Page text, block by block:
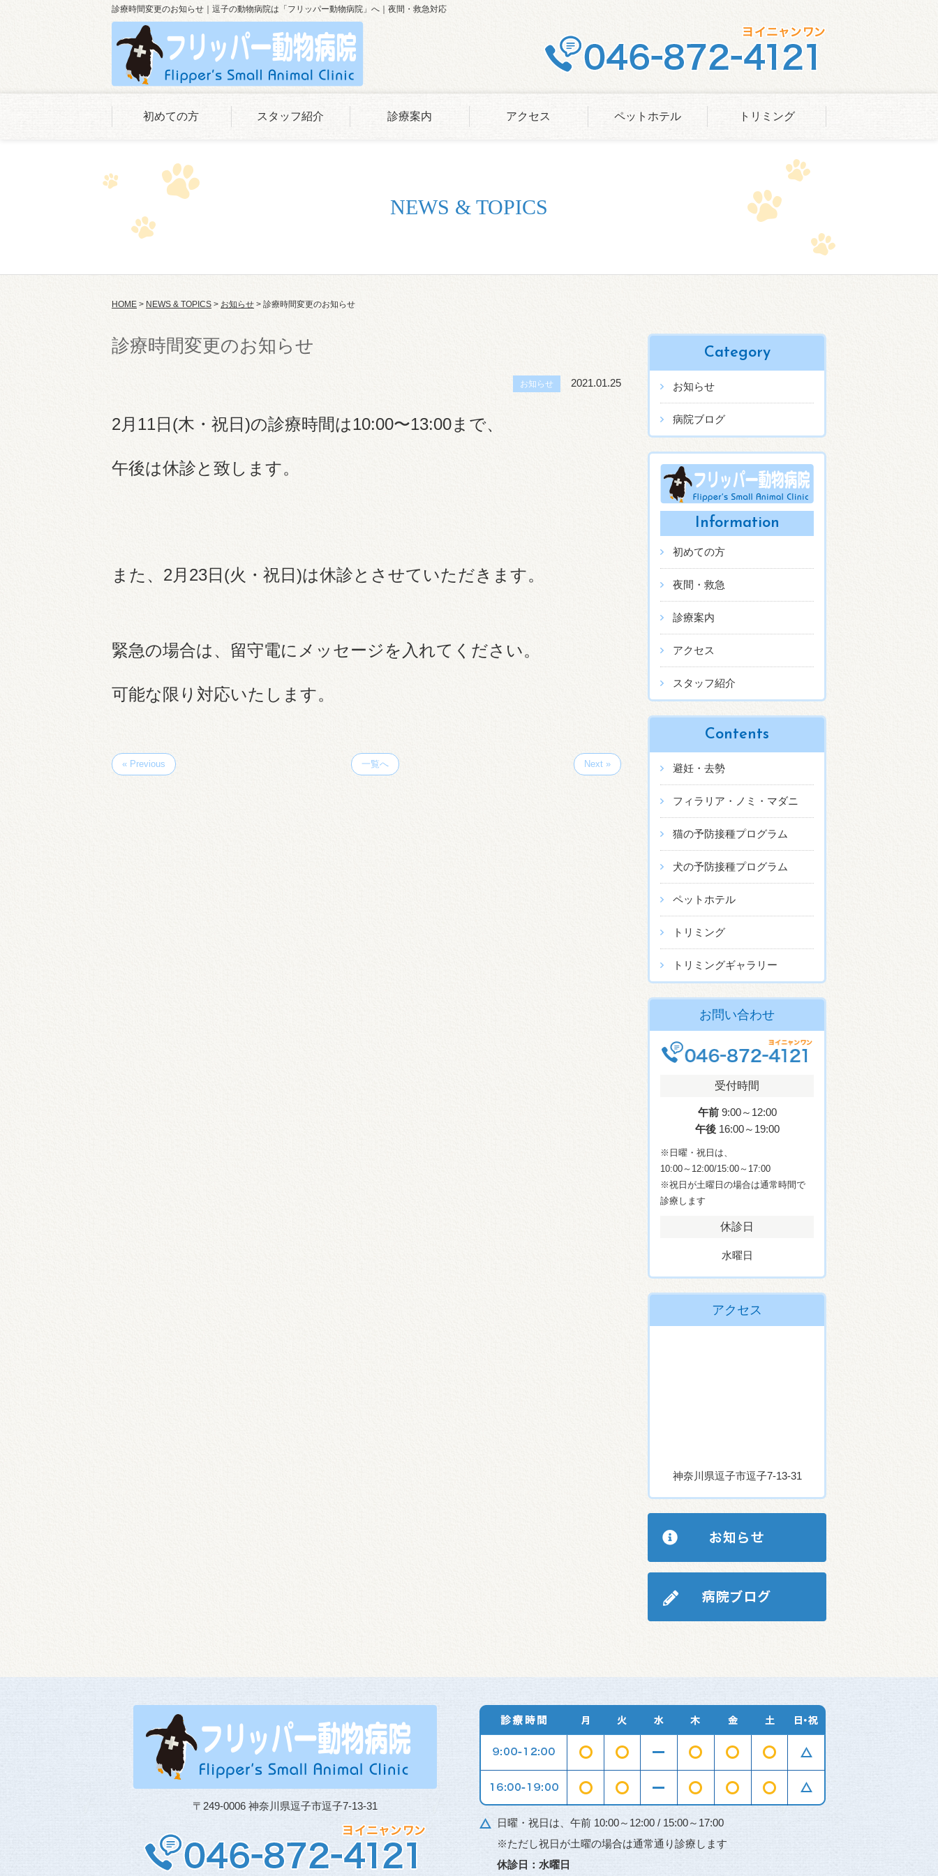
診療時間変更のお知らせ｜逗子の動物病院は「フリッパー動物病院」へ｜夜間・救急対応
初めての方 スタッフ紹介 診療案内 アクセス ペットホテル トリミング
NEWS & TOPICS
HOME > NEWS & TOPICS > お知らせ > 診療時間変更のお知らせ
診療時間変更のお知らせ
お知らせ 2021.01.25
2月11日(木・祝日)の診療時間は10:00〜13:00まで、
午後は休診と致します。
また、2月23日(火・祝日)は休診とさせていただきます。
緊急の場合は、留守電にメッセージを入れてください。
可能な限り対応いたします。
« Previous 一覧へ Next »
Category
お知らせ
病院ブログ
Information
初めての方
夜間・救急
診療案内
アクセス
スタッフ紹介
Contents
避妊・去勢
フィラリア・ノミ・マダニ
猫の予防接種プログラム
犬の予防接種プログラム
ペットホテル
トリミング
トリミングギャラリー
お問い合わせ
受付時間
午前9:00～12:00
午後16:00～19:00
※日曜・祝日は、
10:00～12:00/15:00～17:00
※祝日が土曜日の場合は通常時間で
診療します
休診日
水曜日
アクセス
神奈川県逗子市逗子7-13-31
〒249-0006 神奈川県逗子市逗子7-13-31
日曜・祝日は、午前 10:00～12:00 / 15:00～17:00
※ただし祝日が土曜の場合は通常通り診療します
休診日：水曜日